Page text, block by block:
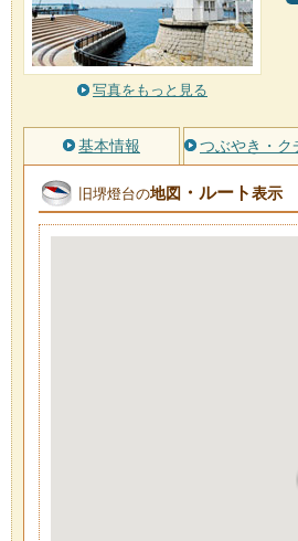
写真をもっと見る
基本情報 つぶやき・ク
旧堺燈台の地図 ・ルート表示